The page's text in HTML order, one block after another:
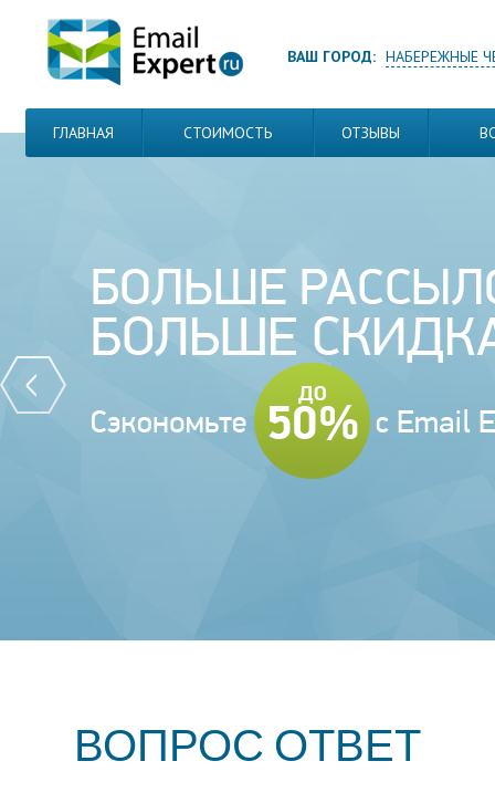
ВАШ ГОРОД: НАБЕРЕЖНЫЕ
ГЛАВНАЯ СТОИМОСТЬ ОТЗЫВЫ
ВОПРОС ОТВЕТ